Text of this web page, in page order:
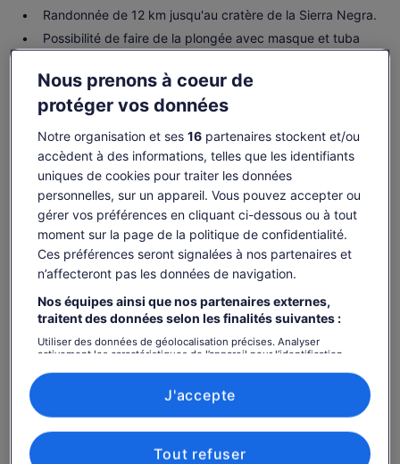
Randonnée de 12 km jusqu'au cratère de la Sierra Negra.
Possibilité de faire de la plongée avec masque et tuba
parmi des lions de mer sympathiques et des poissons
colorés.
Excursion en kayak pour observer les pingouins et les
iguanes sur Las Tintoreras
Disponibilité
Modifier les dates
Modifier
dates
jeu. 6 août
-
ven. 7 août
1 045 €
sam. 8 août
1 045 €
dim. 9 août
1 045 €
Le
prix
de 1 045 €.
par
voyageur
1 045 €
taxes et frais compris
Voir les billets
provienne d’une traduction automatique.
Afficher le texte d’origine (anglais)
Donner mon avis sur cette traduction
un
nouvel
Ce qui est inclus ou non
Nous prenons à coeur de
protéger vos données
Notre organisation et ses 16partenaires stockent et/ou
accèdent à des informations, telles que les identifiants
uniques de cookies pour traiter les données
personnelles, sur un appareil. Vous pouvez accepter ou
gérer vos préférences en cliquant ci-dessous ou à tout
moment sur la page de la politique de confidentialité.
Ces préférences seront signalées à nos partenaires et
n’affecteront pas les données de navigation.
Nos équipes ainsi que nos partenaires externes,
traitent des données selon les finalités suivantes :
Utiliser des données de géolocalisation précises. Analyser
activement les caractéristiques de l’appareil pour l’identification.
et contenu personnalisés, mesure de performance des publicités
et du contenu, études d’audience et développement de services.
Liste de nos partenaires (fournisseurs)
Tout refuser
J'accepte